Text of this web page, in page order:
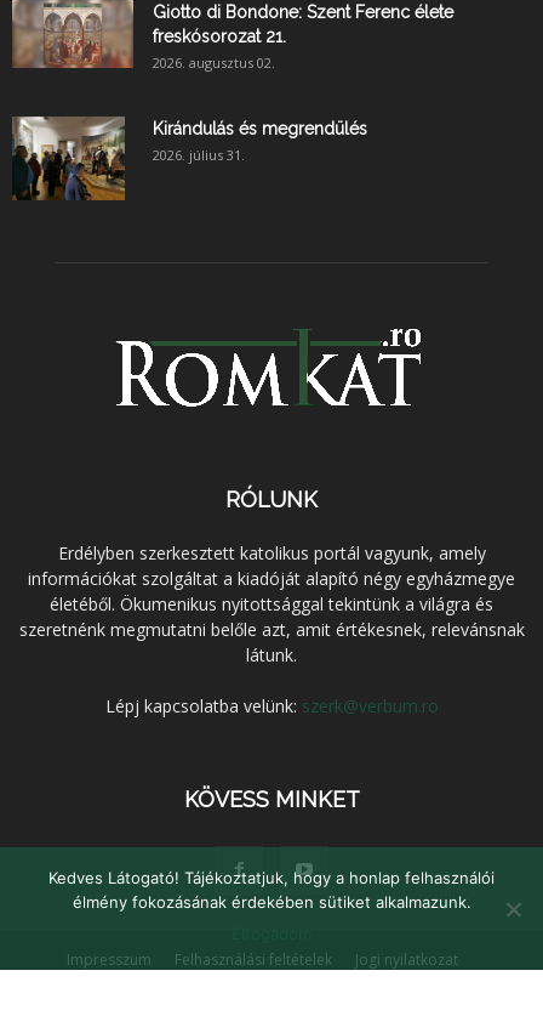
Giotto di Bondone: Szent Ferenc élete
freskósorozat 21.
2026. augusztus 02.
Kirándulás és megrendülés
2026. július 31.
RÓLUNK
Erdélyben szerkesztett katolikus portál vagyunk, amely
információkat szolgáltat a kiadóját alapító négy egyházmegye
életéből. Ökumenikus nyitottsággal tekintünk a világra és
szeretnénk megmutatni belőle azt, amit értékesnek, relevánsnak
látunk.
Lépj kapcsolatba velünk: szerk@verbum.ro
KÖVESS MINKET
Impresszum Felhasználási feltételek
Jogi nyilatkozat
Kedves Látogató! Tájékoztatjuk, hogy a honlap felhasználói
élmény fokozásának érdekében sütiket alkalmazunk.